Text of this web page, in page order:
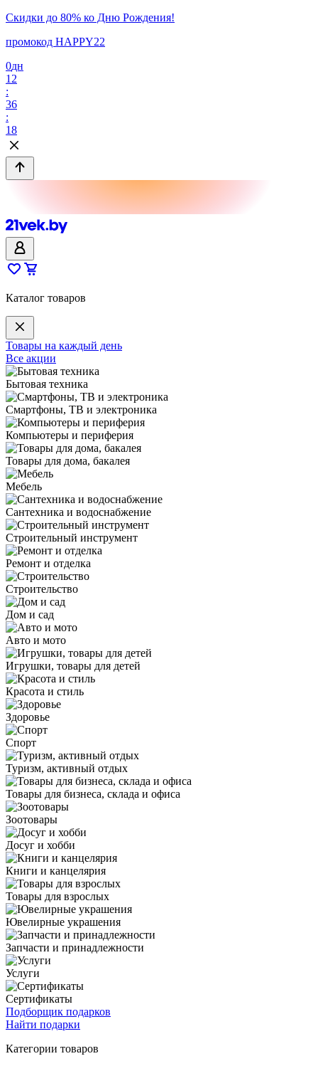
Скидки до 80% ко Дню Рождения!
промокод HAPPY22
0дн
12
:
36
:
18
Каталог товаров
Товары на каждый день
Все акции
Бытовая техника
Смартфоны, ТВ и электроника
Компьютеры и периферия
Товары для дома, бакалея
Мебель
Сантехника и водоснабжение
Строительный инструмент
Ремонт и отделка
Строительство
Дом и сад
Авто и мото
Игрушки, товары для детей
Красота и стиль
Здоровье
Спорт
Туризм, активный отдых
Товары для бизнеса, склада и офиса
Зоотовары
Досуг и хобби
Книги и канцелярия
Товары для взрослых
Ювелирные украшения
Запчасти и принадлежности
Услуги
Сертификаты
Подборщик подарков
Найти подарки
Категории товаров